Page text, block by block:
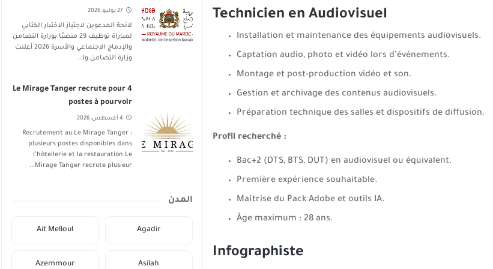
Technicien en Audiovisuel
Installation et maintenance des équipements audiovisuels.
Captation audio, photo et vidéo lors d’événements.
Montage et post-production vidéo et son.
Gestion et archivage des contenus audiovisuels.
Préparation technique des salles et dispositifs de diffusion.
Profil recherché :
Bac+2 (DTS, BTS, DUT) en audiovisuel ou équivalent.
Première expérience souhaitable.
Maîtrise du Pack Adobe et outils IA.
Âge maximum : 28 ans.
Infographiste
والإدماج الاجتماعي والأسرة 2026
27 يوليو, 2026
لائحة المدعوين لاجتياز الاختبار الكتابي
لمباراة توظيف 29 منصبًا بوزارة التضامن
والإدماج الاجتماعي والأسرة 2026 أعلنت
وزارة التضامن وا...
Le Mirage Tanger recrute pour 4
postes à pourvoir
4 أغسطس, 2026
Recrutement au Le Mirage Tanger :
plusieurs postes disponibles dans
l’hôtellerie et la restauration Le
Mirage Tanger recrute plusieur...
المدن
Agadir
Ait Melloul
Asilah
Azemmour